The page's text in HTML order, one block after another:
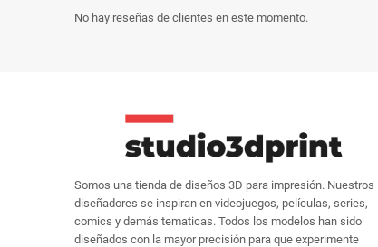
No hay reseñas de clientes en este momento.
Somos una tienda de diseños 3D para impresión. Nuestros
diseñadores se inspiran en videojuegos, películas, series,
comics y demás tematicas. Todos los modelos han sido
diseñados con la mayor precisión para que experimente